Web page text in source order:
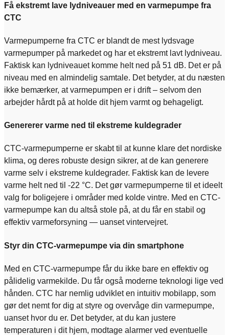
Få ekstremt lave lydniveauer med en varmepumpe fra
CTC
Varmepumperne fra CTC er blandt de mest lydsvage
varmepumper på markedet og har et ekstremt lavt lydniveau.
Faktisk kan lydniveauet komme helt ned på 51 dB. Det er på
niveau med en almindelig samtale. Det betyder, at du næsten
ikke bemærker, at varmepumpen er i drift – selvom den
arbejder hårdt på at holde dit hjem varmt og behageligt.
Genererer varme ned til ekstreme kuldegrader
CTC-varmepumperne er skabt til at kunne klare det nordiske
klima, og deres robuste design sikrer, at de kan generere
varme selv i ekstreme kuldegrader. Faktisk kan de levere
varme helt ned til -22 °C. Det gør varmepumperne til et ideelt
valg for boligejere i områder med kolde vintre. Med en CTC-
varmepumpe kan du altså stole på, at du får en stabil og
effektiv varmeforsyning — uanset vintervejret.
Styr din CTC-varmepumpe via din smartphone
Med en CTC-varmepumpe får du ikke bare en effektiv og
pålidelig varmekilde. Du får også moderne teknologi lige ved
hånden. CTC har nemlig udviklet en intuitiv mobilapp, som
gør det nemt for dig at styre og overvåge din varmepumpe,
uanset hvor du er. Det betyder, at du kan justere
temperaturen i dit hjem, modtage alarmer ved eventuelle